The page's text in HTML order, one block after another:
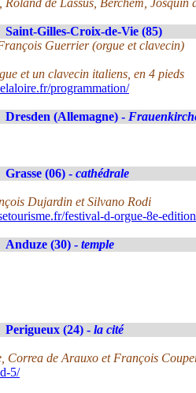
de Lassus, Berchem, Josquin
Saint-Gilles-Croix-de-Vie (85)
Guerrier (orgue et clavecin)
et un clavecin italiens, en 4 pieds
programmation/
Dresden (Allemagne) -
Grasse (06) - cathédrale
Dujardin et Silvano Rodi
festival-d-orgue-8e-
Anduze (30) - temple
Perigueux (24) - la cité
Correa de Arauxo et François
5/